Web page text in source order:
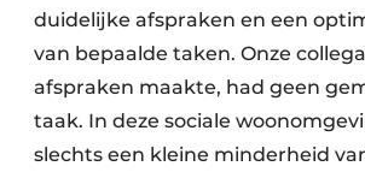
duidelijke afspraken en een
van bepaalde taken. Onze
afspraken maakte, had geen
taak. In deze sociale
slechts een kleine minderheid